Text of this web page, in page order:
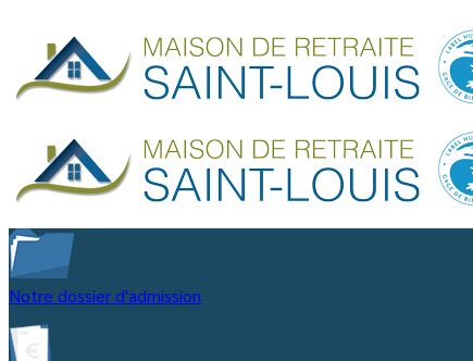
Notre dossier d'admission